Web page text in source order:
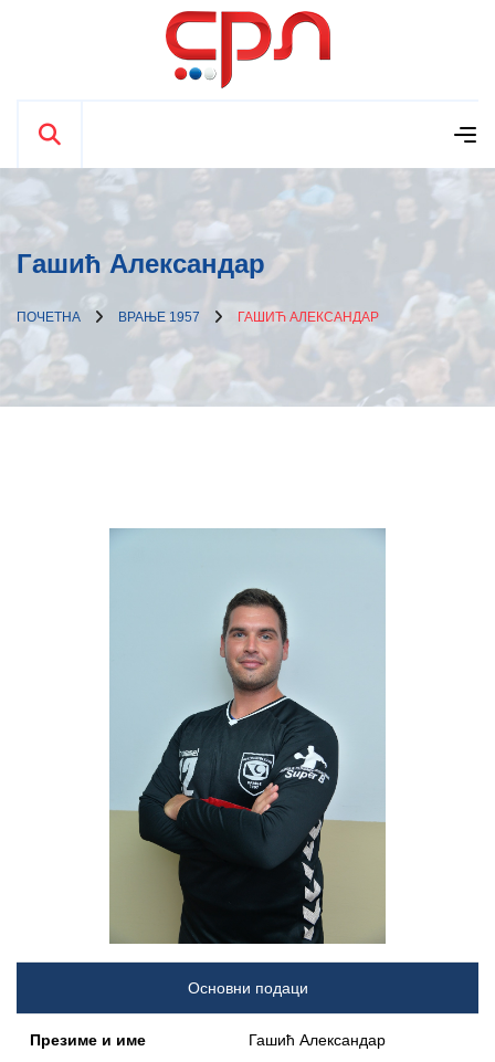
Гашић Александар
ПОЧЕТНА ВРАЊЕ 1957 ГАШИЋ АЛЕКСАНДАР
Основни подаци
Презиме и име Гашић Александар